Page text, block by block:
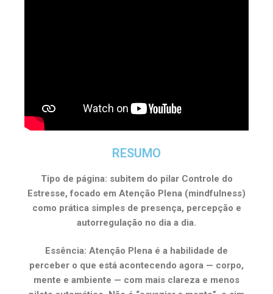
RESUMO
Tipo de página: subitem do pilar Controle do
Estresse, focado em Atenção Plena (mindfulness)
como prática simples de presença, percepção e
autorregulação no dia a dia.
Essência: Atenção Plena é a habilidade de
perceber o que está acontecendo agora — corpo,
mente e ambiente — com mais clareza e menos